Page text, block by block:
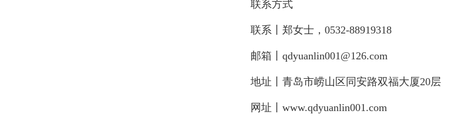
联系方式
联系丨郑女士，0532-88919318
邮箱丨qdyuanlin001@126.com
地址丨青岛市崂山区同安路双福大厦20层
网址丨www.qdyuanlin001.com